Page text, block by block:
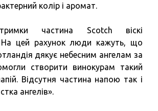
колір і аромат.
частина Scotch віскі
На цей рахунок люди кажуть, що
дякує небесним ангелам за
створити винокурам такий
Відсутня частина напою так і
ангелів».